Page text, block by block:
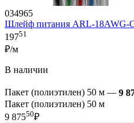
034965
Шлейф питания ARL-18AWG-
19751
₽/м
В наличии
Пакет (полиэтилен) 50 м — 9
Пакет (полиэтилен) 50 м
9 87550₽